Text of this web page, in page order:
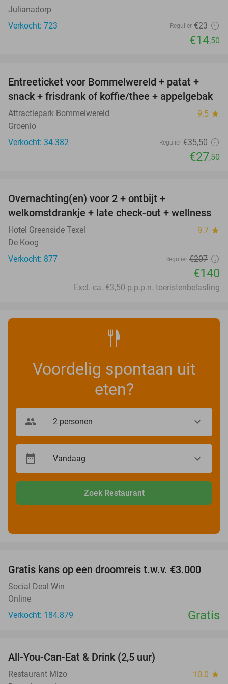
Julianadorp
Verkocht: 723
Regulier €23
€14,50
23%
Entreeticket voor Bommelwereld + patat +
snack + frisdrank of koffie/thee + appelgebak
Attractiepark Bommelwereld 9.5 star
Groenlo
Verkocht: 34.382
Regulier €35,50
€27,50
Overnachting(en) voor 2 + ontbijt +
welkomstdrankje + late check-out + wellness
Hotel Greenside Texel 9.7 star
De Koog
Verkocht: 877
Regulier €207
€140
Excl. ca. €3,50 p.p.p.n. toeristenbelasting
Voordelig spontaan uit
eten?
Zoek Restaurant
Gratis kans op een droomreis t.w.v. €3.000
Social Deal Win
Online
Verkocht: 184.879
Gratis
All-You-Can-Eat & Drink (2,5 uur)
Restaurant Mizo 10.0 star